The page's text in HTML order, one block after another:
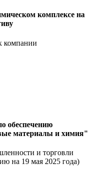
комплексе на
компании
обеспечению
материалы и химия"
и торговли
на 19 мая 2025 года)